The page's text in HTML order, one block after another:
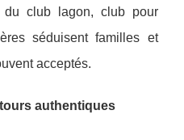
du club lagon, club pour
séduisent familles et
acceptés.
authentiques